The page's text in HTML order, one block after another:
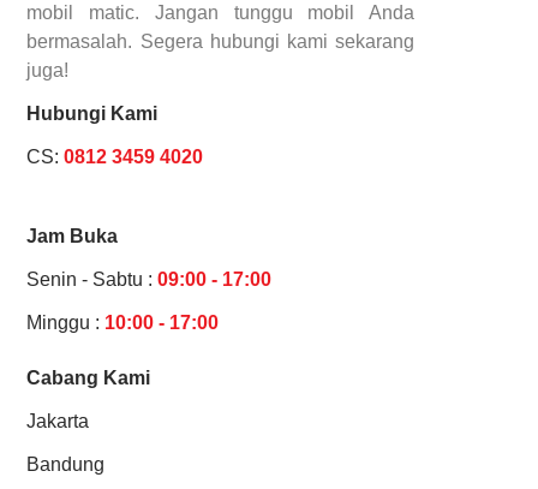
mobil matic. Jangan tunggu mobil Anda
bermasalah. Segera hubungi kami sekarang
juga!
Hubungi Kami
CS:0812 3459 4020
Jam Buka
Senin - Sabtu :09:00 - 17:00
Minggu : 10:00 - 17:00
Cabang Kami
Jakarta
Bandung